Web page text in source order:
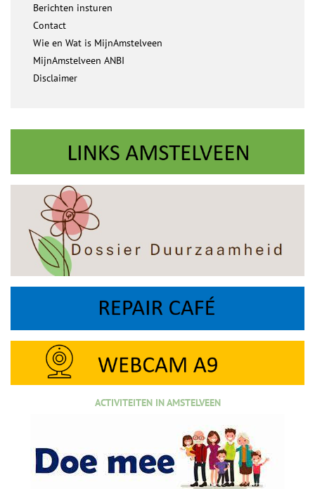
Berichten insturen
Contact
Wie en Wat is MijnAmstelveen
MijnAmstelveen ANBI
Disclaimer
ACTIVITEITEN IN AMSTELVEEN